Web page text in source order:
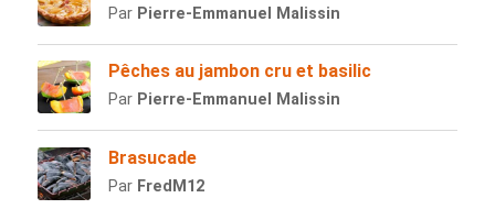
Par Pierre-Emmanuel Malissin
Pêches au jambon cru et basilic
Par Pierre-Emmanuel Malissin
Brasucade
Par FredM12